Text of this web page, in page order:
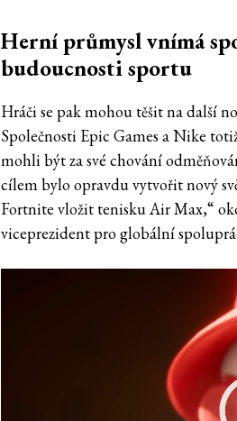
Herní průmysl vnímá
budoucnosti sportu
Hráči se pak mohou těšit na další
Společnosti Epic Games a Nike
mohli být za své chování
cílem bylo opravdu vytvořit nový
Fortnite vložit tenisku Air Max,“
viceprezident pro globální